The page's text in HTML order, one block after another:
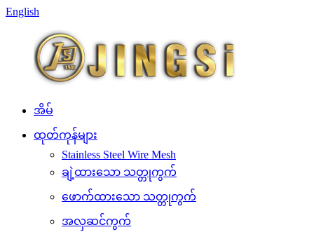
English
အိမ်
ထုတ်ကုန်များ
Stainless Steel Wire Mesh
ချဲ့ထားသော သတ္တုကွက်
ဖောက်ထားသော သတ္တုကွက်
အလှဆင်ကွက်